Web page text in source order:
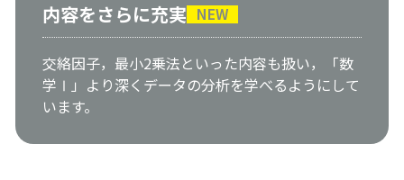
内容をさらに充実 NEW
交絡因子，最小2乗法といった内容も扱い，「数
学Ⅰ」より深くデータの分析を学べるようにして
います。